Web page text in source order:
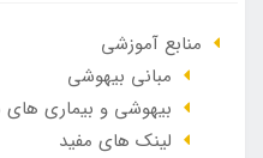
منابع آموزشی
مبانی بیهوشی
بیهوشی و بیماری های
لینک های مفید